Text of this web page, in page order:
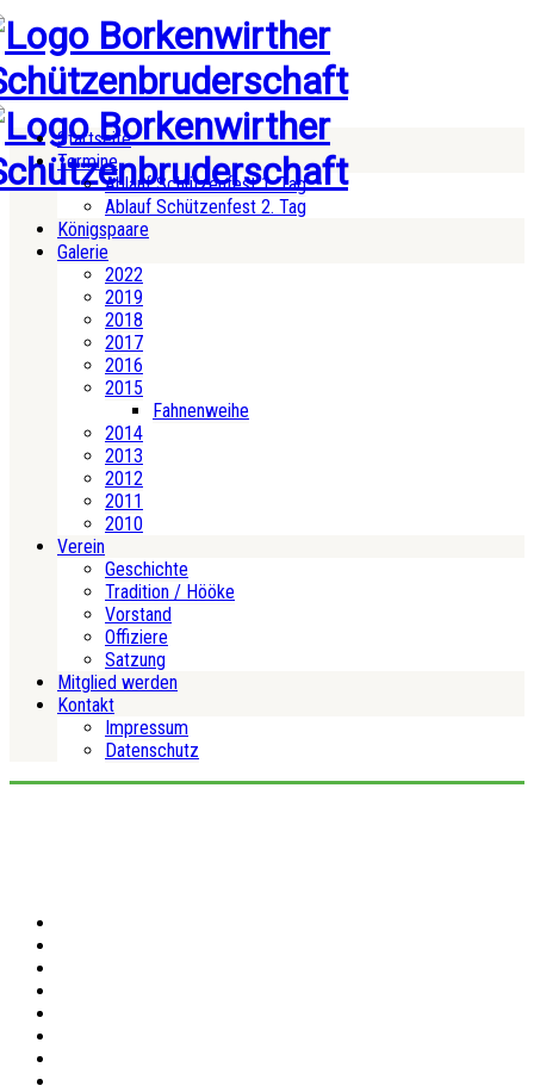
Startseite
Termine
Ablauf Schützenfest 1. Tag
Ablauf Schützenfest 2. Tag
Königspaare
Galerie
2022
2019
2018
2017
2016
2015
Fahnenweihe
2014
2013
2012
2011
2010
Verein
Geschichte
Tradition / Hööke
Vorstand
Offiziere
Satzung
Mitglied werden
Kontakt
Impressum
Datenschutz